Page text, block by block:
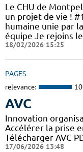
Le CHU de
un projet de vie !
humaine unie par
équipe Je rejoins
18/02/2026 15:25
PAGES
relevance:
AVC
Innovation
Accélérer la prise
Télécharger AVC
17/06/2026 13:48